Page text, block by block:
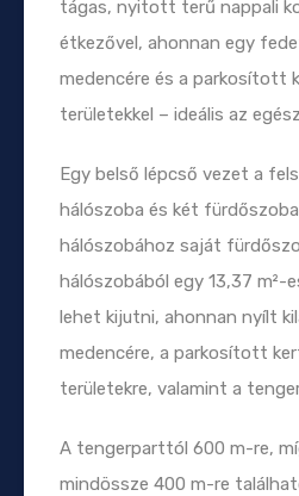
tágas, nyitott terű nappali
étkezővel, ahonnan egy
medencére és a parkosított
területekkel – ideális az
Egy belső lépcső vezet a
hálószoba és két
hálószobához saját
hálószobából egy 13,37
lehet kijutni, ahonnan nyílt
medencére, a parkosított
területekre, valamint a
A tengerparttól 600 m-re,
mindössze 400 m-re